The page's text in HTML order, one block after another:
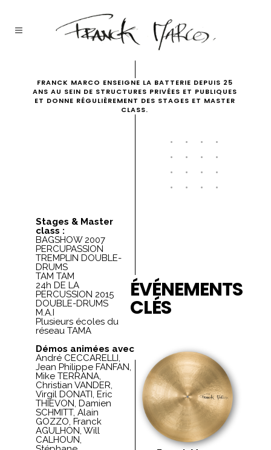
FRANCK MARCO ENSEIGNE LA BATTERIE DEPUIS 25
ANS AU SEIN DE STRUCTURES PRIVÉES ET PUBLIQUES
ET DONNE RÉGULIÈREMENT DES STAGES ET MASTER
CLASS.
ÉVÉNEMENTS
CLÉS
Stages & Master
class :
BAGSHOW 2007
PERCUPASSION
TREMPLIN DOUBLE-
DRUMS
TAM TAM
24h DE LA
PERCUSSION 2015
DOUBLE-DRUMS
M.A.I
Plusieurs écoles du
réseau TAMA
Démos animées avec
André CECCARELLI,
Jean Philippe FANFAN,
Mike TERRANA,
Christian VANDER,
Virgil DONATI, Eric
THIEVON, Damien
SCHMITT, Alain
GOZZO, Franck
AGULHON, Will
CALHOUN,